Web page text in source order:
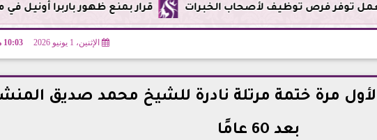
قرار بمنع ظهور باربرا أونيل في مصر وحظر
الإثنين، 1 يونيو 2026 10:03 مـ
لأول مرة ختمة مرتلة نادرة للشيخ محمد صديق
بعد 60 عامًا